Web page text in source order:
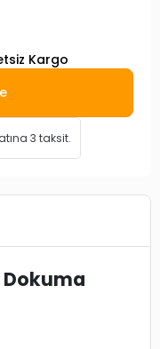
Kargo
3 taksit.
Dokuma